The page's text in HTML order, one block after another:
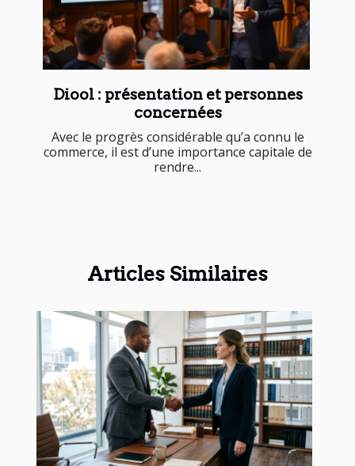
Diool : présentation et personnes
concernées
Avec le progrès considérable qu’a connu le
commerce, il est d’une importance capitale de
rendre...
Articles Similaires